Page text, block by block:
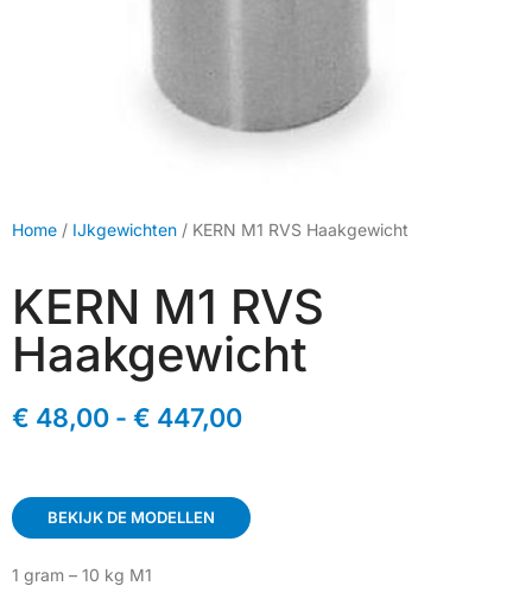
Home / IJkgewichten / KERN M1 RVS Haakgewicht
KERN M1 RVS
Haakgewicht
€ 48,00 - € 447,00
BEKIJK DE MODELLEN
1 gram – 10 kg M1